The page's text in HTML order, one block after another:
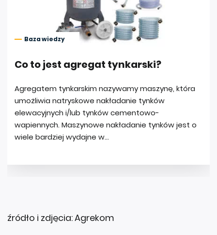
źródło i zdjęcia: Agrekom